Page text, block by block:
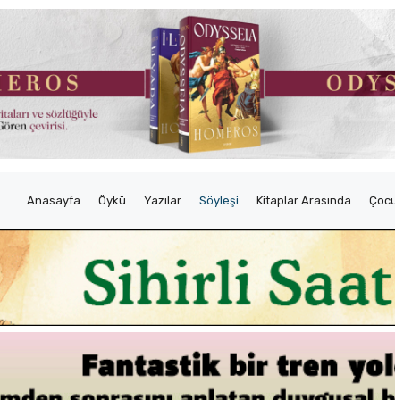
Anasayfa Öykü Yazılar Söyleşi Kitaplar Arasında